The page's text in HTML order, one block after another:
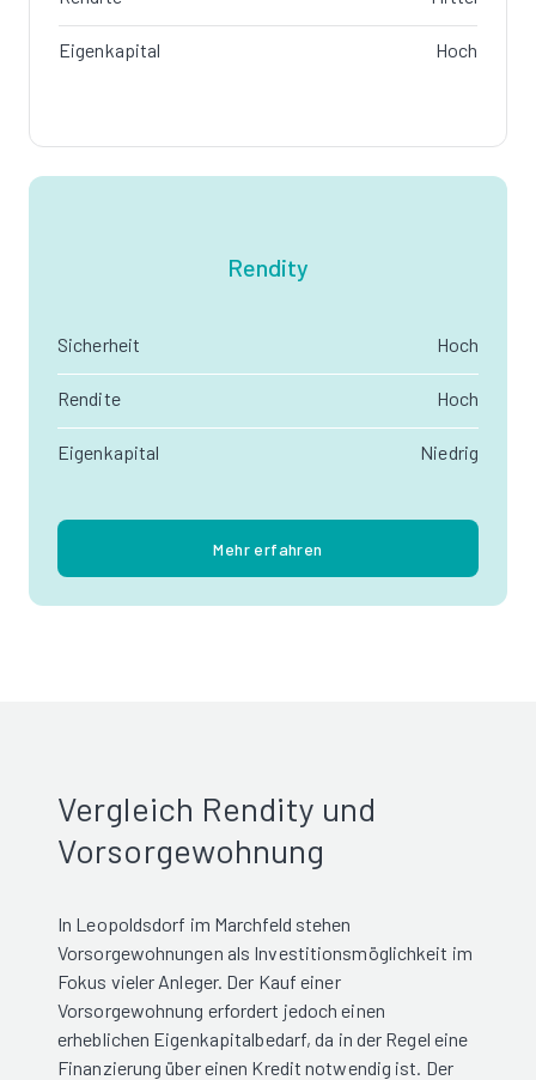
Eigenkapital Hoch
Rendity
Sicherheit Hoch
Rendite Hoch
Eigenkapital Niedrig
Mehr erfahren
Vergleich Rendity und
Vorsorgewohnung
In Leopoldsdorf im Marchfeld stehen
Vorsorgewohnungen als Investitionsmöglichkeit im
Fokus vieler Anleger. Der Kauf einer
Vorsorgewohnung erfordert jedoch einen
erheblichen Eigenkapitalbedarf, da in der Regel eine
Finanzierung über einen Kredit notwendig ist. Der